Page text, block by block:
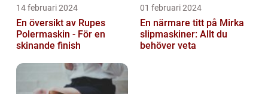
14 februari 2024
En översikt av Rupes
Polermaskin - För en
skinande finish
01 februari 2024
En närmare titt på Mirka
slipmaskiner: Allt du
behöver veta